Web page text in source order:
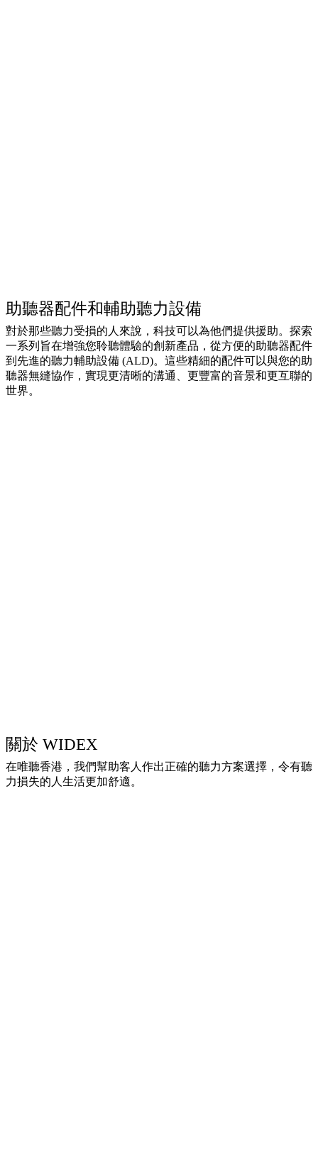
助聽器配件和輔助聽力設備
對於那些聽力受損的人來說，科技可以為他們提供援助。探索
一系列旨在增強您聆聽體驗的創新產品，從方便的助聽器配件
到先進的聽力輔助設備 (ALD)。這些精細的配件可以與您的助
聽器無縫協作，實現更清晰的溝通、更豐富的音景和更互聯的
世界。
關於 WIDEX
在唯聽香港，我們幫助客人作出正確的聽力方案選擇，令有聽
力損失的人生活更加舒適。